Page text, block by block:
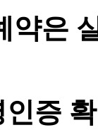
약은
인증